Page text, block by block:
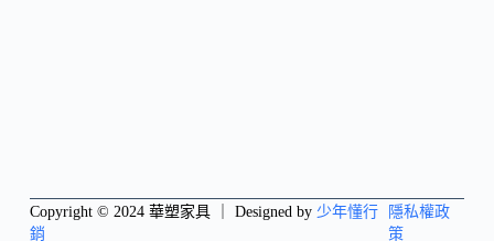
Copyright © 2024 華塑家具 ｜ Designed by 少年懂行
銷
隱私權政
策